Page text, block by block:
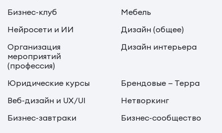
Бизнес-клуб
Мебель
Нейросети и ИИ
Дизайн (общее)
Организация
мероприятий
(профессия)
Дизайн интерьера
Юридические курсы
Брендовые — Терра
Веб-дизайн и UX/UI
Нетворкинг
Бизнес-завтраки
Бизнес-сообщество